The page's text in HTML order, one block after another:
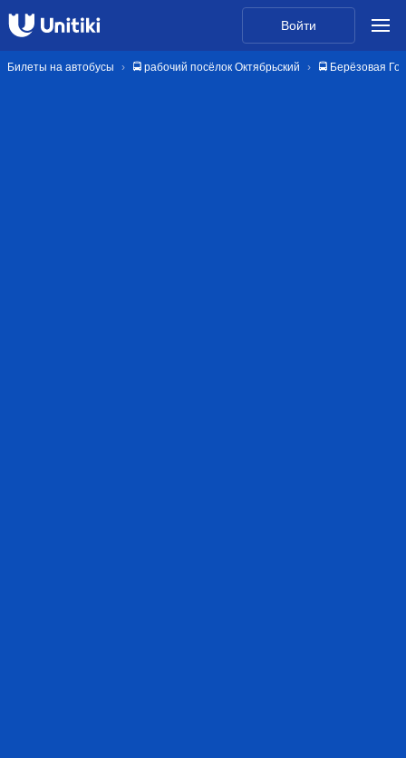
Войти
Билеты на автобусы 🚍 рабочий посёлок Октябрьский 🚍 Берёзовая